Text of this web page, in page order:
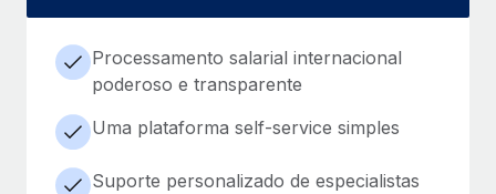
Processamento salarial internacional
poderoso e transparente
Uma plataforma self-service simples
Suporte personalizado de especialistas